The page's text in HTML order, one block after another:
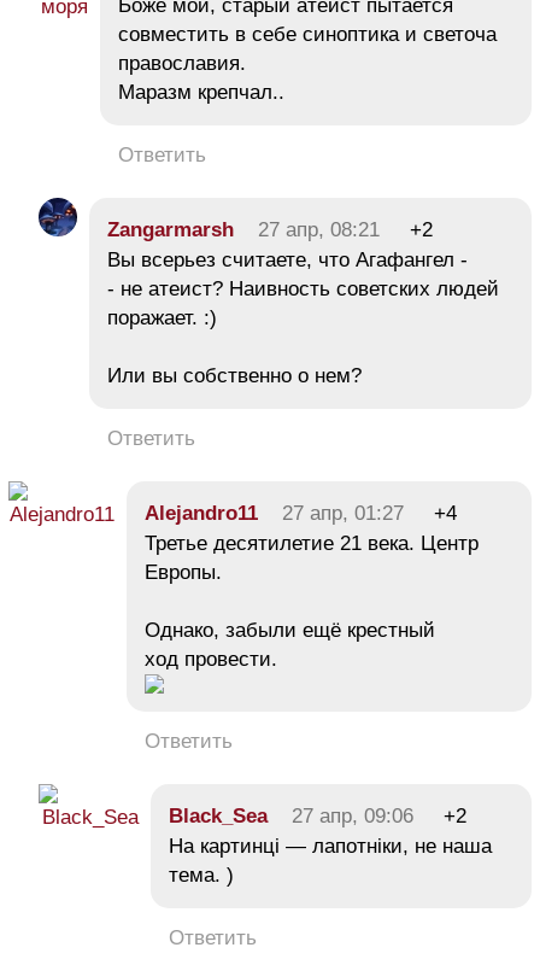
Боже мой, старый атеист пытается
совместить в себе синоптика и светоча
православия.
Маразм крепчал..
Ответить
Zangarmarsh 27 апр, 08:21
+2
Вы всерьез считаете, что Агафангел -
- не атеист? Наивность советских людей
поражает. :)
Или вы собственно о нем?
Ответить
Alejandro11 27 апр, 01:27
+4
Третье десятилетие 21 века. Центр
Европы.
Однако, забыли ещё крестный
ход провести.
Ответить
Black_Sea 27 апр, 09:06
+2
На картинці — лапотніки, не наша
тема. )
Ответить